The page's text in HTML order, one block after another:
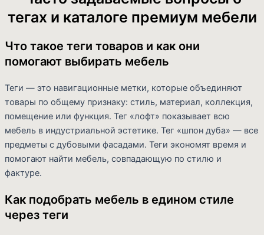
тегах и каталоге премиум мебели
Что такое теги товаров и как они
помогают выбирать мебель
Теги — это навигационные метки, которые объединяют
товары по общему признаку: стиль, материал, коллекция,
помещение или функция. Тег «лофт» показывает всю
мебель в индустриальной эстетике. Тег «шпон дуба» — все
предметы с дубовыми фасадами. Теги экономят время и
помогают найти мебель, совпадающую по стилю и
фактуре.
Как подобрать мебель в едином стиле
через теги